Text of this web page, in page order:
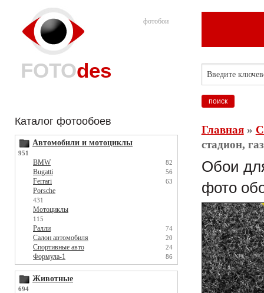
фотобои
FOTOdes
Каталог фотообоев
Автомобили и мотоциклы
951
BMW 82
Bugatti 56
Ferrari 63
Porsche
431
Мотоциклы
115
Ралли 74
Салон автомобиля 20
Спортивные авто 24
Формула-1 86
Животные
694
Главная»
стадион,
Обои
фото